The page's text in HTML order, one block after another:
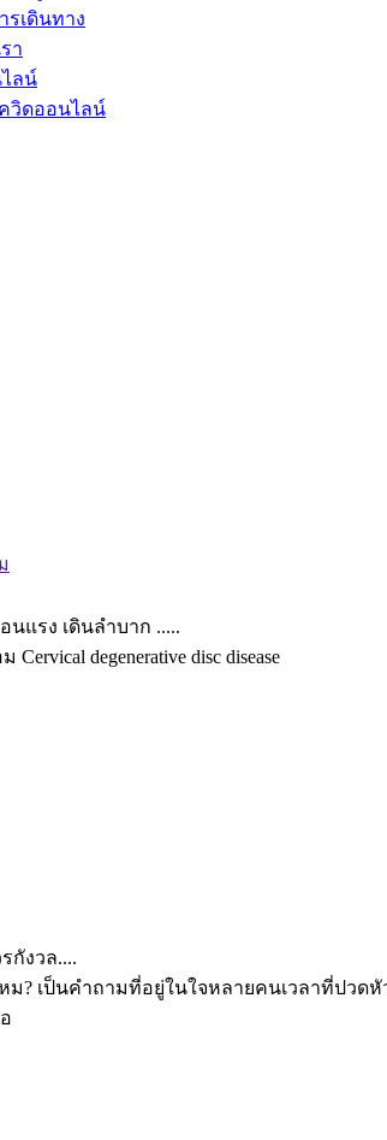
รเดินทาง
า
ลน์
วิดออนไลน์
แรง เดินลำบาก .....
degenerative disc disease
กังวล....
หม? เป็นคำถามที่อยู่ในใจหลายคนเวลาที่ปว